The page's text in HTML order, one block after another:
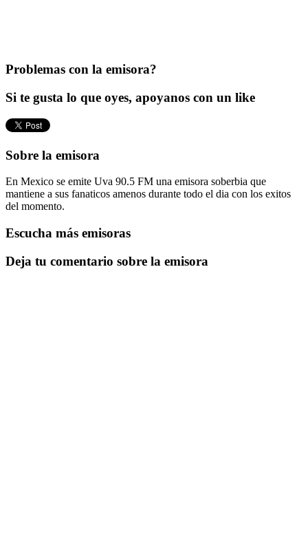
Problemas con la emisora?
Si te gusta lo que oyes, apoyanos con un like
Sobre la emisora
En Mexico se emite Uva 90.5 FM una emisora soberbia que
mantiene a sus fanaticos amenos durante todo el dia con los exitos
del momento.
Escucha más emisoras
Deja tu comentario sobre la emisora